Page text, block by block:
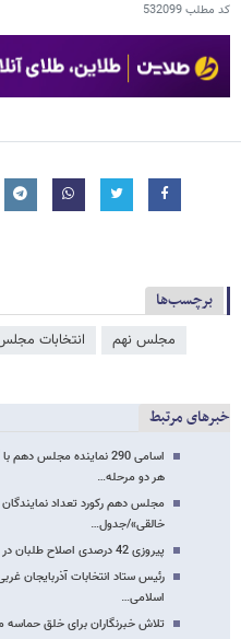
کد مطلب532099
برچسب‌ها
مجلس نهم انتخابات
خبرهای مرتبط
اسامی 290 نماینده
هر دو مرحله…
خالقی»/جدول…
پیروزی 42 درصدی اصلاح طلبان در مقابل 29 درصد حضور اصولگرایان در مجلس دهم
رئیس ستاد انتخابات آذربایجان
اسلامی…
تلاش خبرنگاران برای خلق حماسه